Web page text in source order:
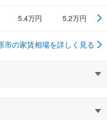
5.4万円 5.2万円
市の家賃相場を詳しく見る